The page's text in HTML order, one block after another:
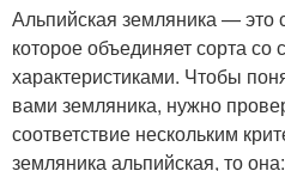
Альпийская земляника — это
которое объединяет сорта со
характеристиками. Чтобы
вами земляника, нужно
соответствие нескольким
земляника альпийская, то она: